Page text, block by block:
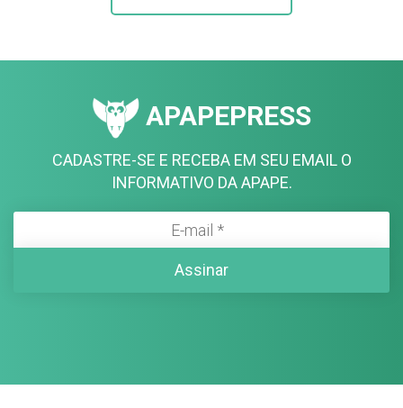
APAPEPRESS
CADASTRE-SE E RECEBA EM SEU EMAIL O
INFORMATIVO DA APAPE.